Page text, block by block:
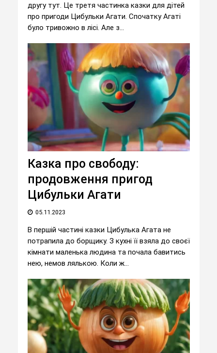
другу тут. Це третя частинка казки для дітей
про пригоди Цибульки Агати. Спочатку Агаті
було тривожно в лісі. Але з...
Казка про свободу:
продовження пригод
Цибульки Агати
05.11.2023
В першій частині казки Цибулька Агата не
потрапила до борщику. З кухні її взяла до своєї
кімнати маленька людина та почала бавитись
нею, немов лялькою. Коли ж...